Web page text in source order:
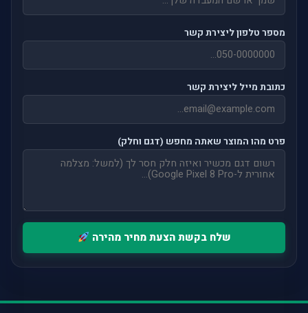
מספר טלפון ליצירת קשר
כתובת מייל ליצירת קשר
פרט מהו המוצר שאתה מחפש (דגם וחלק)
שלח בקשת הצעת מחיר מהירה